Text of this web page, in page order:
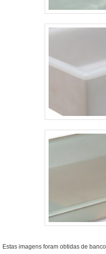
Estas imagens foram obtidas de